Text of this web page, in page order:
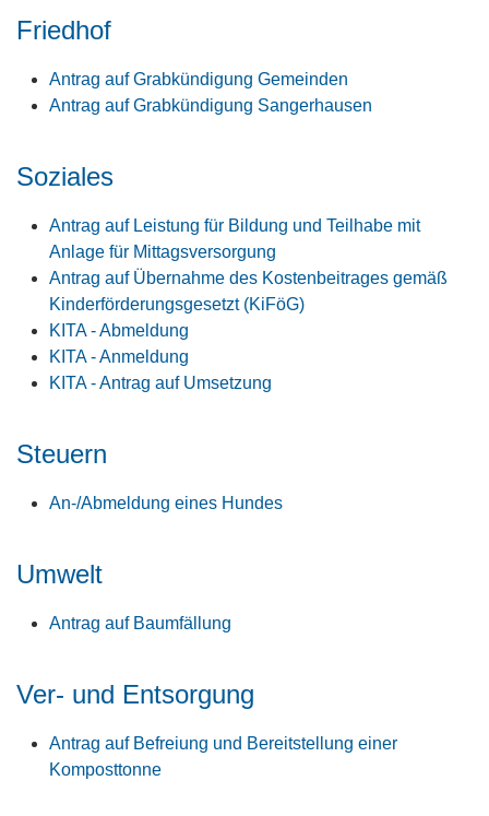
Friedhof
Antrag auf Grabkündigung Gemeinden
Antrag auf Grabkündigung Sangerhausen
Soziales
Antrag auf Leistung für Bildung und Teilhabe mit
Anlage für Mittagsversorgung
Antrag auf Übernahme des Kostenbeitrages gemäß
Kinderförderungsgesetzt (KiFöG)
KITA - Abmeldung
KITA - Anmeldung
KITA - Antrag auf Umsetzung
Steuern
An-/Abmeldung eines Hundes
Umwelt
Antrag auf Baumfällung
Ver- und Entsorgung
Antrag auf Befreiung und Bereitstellung einer
Komposttonne